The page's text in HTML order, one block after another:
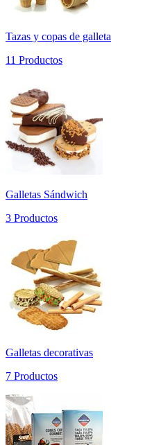
Tazas y copas de galleta
11 Productos
Galletas Sándwich
3 Productos
Galletas decorativas
7 Productos